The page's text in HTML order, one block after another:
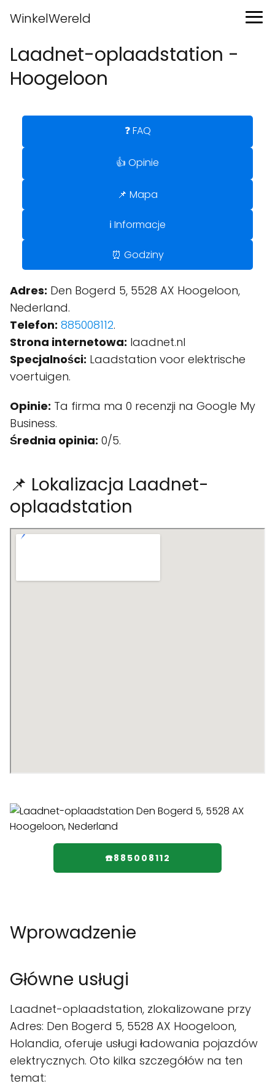
WinkelWereld
Laadnet-oplaadstation -
Hoogeloon
❓ FAQ
👍 Opinie
📌 Mapa
ℹ️ Informacje
⏰ Godziny
Adres: Den Bogerd 5, 5528 AX Hoogeloon,
Nederland.
Telefon: 885008112.
Strona internetowa: laadnet.nl
Specjalności: Laadstation voor elektrische
voertuigen.
Opinie: Ta firma ma 0 recenzji na Google My
Business.
Średnia opinia: 0/5.
📌 Lokalizacja Laadnet-
oplaadstation
☎️885008112
Wprowadzenie
Główne usługi
Laadnet-oplaadstation, zlokalizowane przy
Adres: Den Bogerd 5, 5528 AX Hoogeloon,
Holandia, oferuje usługi ładowania pojazdów
elektrycznych. Oto kilka szczegółów na ten
temat: